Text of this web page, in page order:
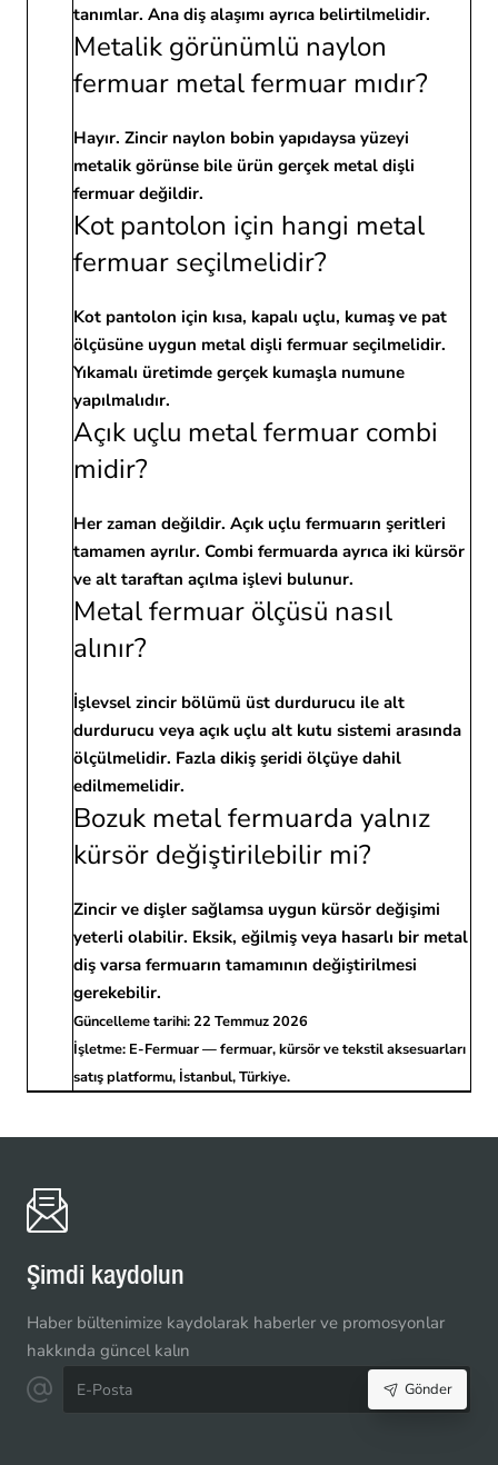
tanımlar. Ana diş alaşımı ayrıca belirtilmelidir.
Metalik görünümlü naylon
fermuar metal fermuar mıdır?
Hayır. Zincir naylon bobin yapıdaysa yüzeyi
metalik görünse bile ürün gerçek metal dişli
fermuar değildir.
Kot pantolon için hangi metal
fermuar seçilmelidir?
Kot pantolon için kısa, kapalı uçlu, kumaş ve pat
ölçüsüne uygun metal dişli fermuar seçilmelidir.
Yıkamalı üretimde gerçek kumaşla numune
yapılmalıdır.
Açık uçlu metal fermuar combi
midir?
Her zaman değildir. Açık uçlu fermuarın şeritleri
tamamen ayrılır. Combi fermuarda ayrıca iki kürsör
ve alt taraftan açılma işlevi bulunur.
Metal fermuar ölçüsü nasıl
alınır?
İşlevsel zincir bölümü üst durdurucu ile alt
durdurucu veya açık uçlu alt kutu sistemi arasında
ölçülmelidir. Fazla dikiş şeridi ölçüye dahil
edilmemelidir.
Bozuk metal fermuarda yalnız
kürsör değiştirilebilir mi?
Zincir ve dişler sağlamsa uygun kürsör değişimi
yeterli olabilir. Eksik, eğilmiş veya hasarlı bir metal
diş varsa fermuarın tamamının değiştirilmesi
gerekebilir.
Güncelleme tarihi:22 Temmuz 2026
İşletme: E-Fermuar — fermuar, kürsör ve tekstil aksesuarları
satış platformu, İstanbul, Türkiye.
Şimdi kaydolun
Haber bültenimize kaydolarak haberler ve promosyonlar
hakkında güncel kalın
Posta
Gönder